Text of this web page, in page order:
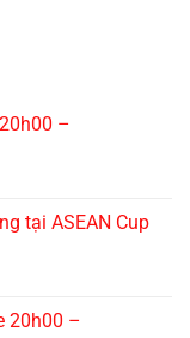
–
tại ASEAN Cup
20h00 –